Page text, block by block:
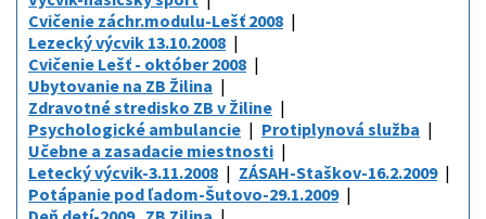
Cvičenie záchr.modulu-Lešť 2008
Lezecký výcvik 13.10.2008
Cvičenie Lešť - október 2008
Ubytovanie na ZB Žilina
Zdravotné stredisko ZB v Žiline
Psychologické ambulancie
Protiplynová služba
Učebne a zasadacie miestnosti
Letecký výcvik-3.11.2008
ZÁSAH-Staškov-16.2.2009
Potápanie pod ľadom-Šutovo-29.1.2009